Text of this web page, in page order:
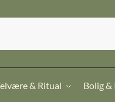
& Ritual Bolig